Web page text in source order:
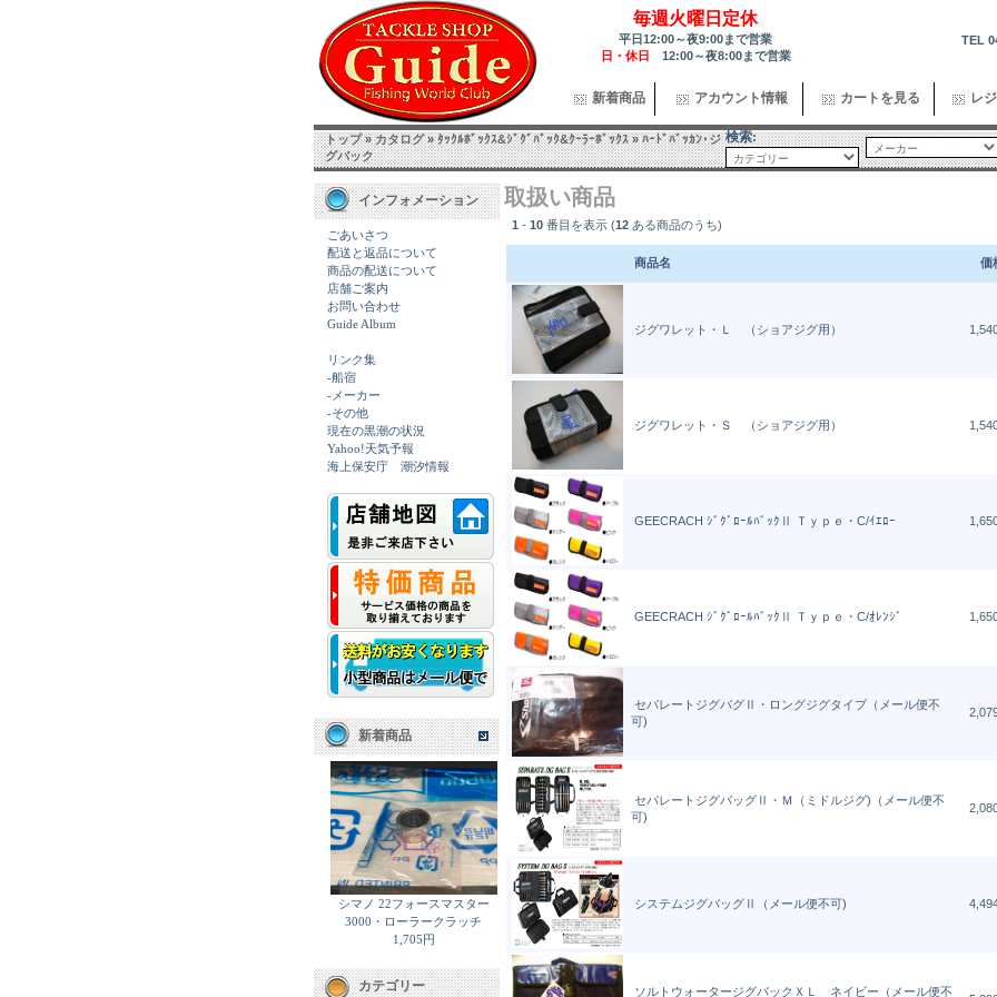
毎週火曜日定休
平日12:00～夜9:00まで営業
日・休日 12:00～夜8:00まで営業
TEL
新着商品 アカウント情報 カートを見る レ
トップ»カタログ»ﾀｯｸﾙﾎﾞｯｸｽ&ｼﾞｸﾞﾊﾞｯｸ&ｸｰﾗｰﾎﾞｯｸｽ»ﾊｰﾄﾞﾊﾞｯｶﾝ･ジ
グバック
検索:
インフォメーション
ごあいさつ
配送と返品について
商品の配送について
店舗ご案内
お問い合わせ
Guide Album
リンク集
-船宿
-メーカー
-その他
現在の黒潮の状況
Yahoo!天気予報
海上保安庁 潮汐情報
新着商品
シマノ 22フォースマスター
3000・ローラークラッチ
1,705円
カテゴリー
取扱い商品
1 - 10 番目を表示 (12 ある商品のうち)
商品名 価
ジグワレット・Ｌ （ショアジグ用）
ジグワレット・Ｓ （ショアジグ用）
GEECRACH ｼﾞｸﾞﾛｰﾙﾊﾞｯｸⅡ Ｔｙｐｅ・C/ｲｴﾛｰ
GEECRACH ｼﾞｸﾞﾛｰﾙﾊﾞｯｸⅡ Ｔｙｐｅ・C/ｵﾚﾝｼﾞ
セパレートジグバグⅡ・ロングジグタイプ（メール便不
可)
セパレートジグバッグⅡ・Ｍ（ミドルジグ)（メール便不
可)
システムジグバッグⅡ（メール便不可)
ソルトウォータージグバックＸＬ ネイビー（メール便不